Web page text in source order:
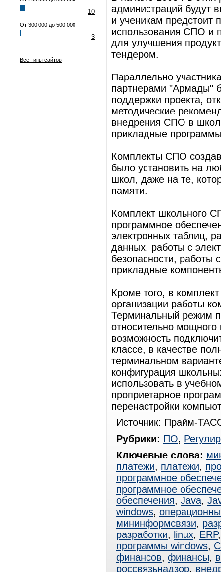
10
От 300 000 до 500 000
3
Все типы сайтов
администраций будут
и ученикам предстоит
использования СПО и
для улучшения
тендером.
Параллельно
партнерами "Армады"
поддержки проекта,
методические
внедрения СПО в
прикладные
Комплекты СПО
было установить на
школ, даже на те,
памяти.
Комплект школьного
программное
электронных таблиц,
данных, работы с
безопасности, работы
прикладные
Кроме того, в
организации работы
Терминальный режим
относительно мощного
возможность
классе, в качестве
терминальном
конфигурация
использовать в
проприетарное
перенастройки
Источник: Прайм-
Рубрики: ПО,
Ключевые слова:
платежи, платежи,
программное
программное
обеспечения, Java,
windows,
мининформсвязи,
разработки, linux, ERP
программы windows,
финансов, финансы,
россвязьнадзор,